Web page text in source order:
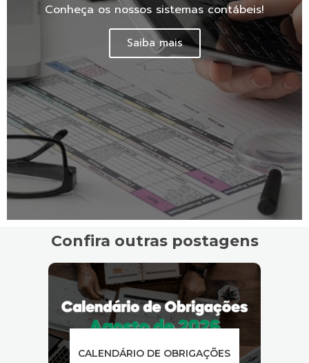
Conheça os nossos sistemas contábeis!
Saiba mais
Confira outras postagens
CALENDÁRIO DE OBRIGAÇÕES